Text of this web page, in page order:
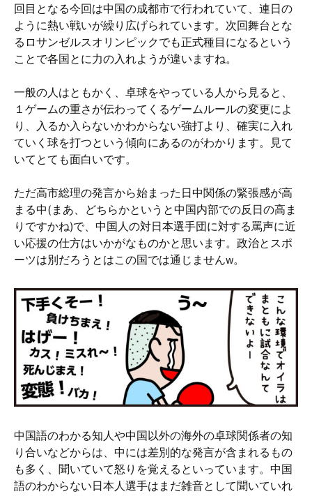
回目となる今回は中国の成都市で行われていて、連日の
ように熱い戦いが繰り広げられています。次回舞台とな
るロサンゼルスオリンピックでも正式種目になるという
ことで各国とに力の入れようが違いますね。
一般の人はともかく、卓球をやっている人から見ると、
１ゲームの重さが伝わってくるゲームルールの変更によ
り、入るか入らないかわからない強打より、確実に入れ
ていく球を打つという傾向にあるのがわかります。見て
いてとても面白いです。
ただ高市総理の発言から始まった日中関係の緊張感が高
まる中(まあ、どちらかというと中国内部での反日の高ま
りですかね)で、中国人の対日本選手団に対する罵声に近
い応援の仕方はいかがなものかと思います。政治とスポ
ーツは別だろうとはこの国では通じませんw。
中国語のわかる知人や中国以外の海外の卓球関係者の知
り合いなどからは、中には差別的な発言が含まれるもの
も多く、聞いていて怒りを覚えるといっています。中国
語のわからない日本人選手はまだ雑音として聞いていれ